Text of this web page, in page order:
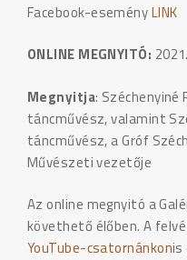
Facebook-eseményLINK
ONLINE MEGNYITÓ:
Megnyitja: Széchenyiné
táncművész, valamint
táncművész, a Gróf
Művészeti vezetője
Az online megnyitó a
követhető élőben. A
YouTube-csatornánkonis